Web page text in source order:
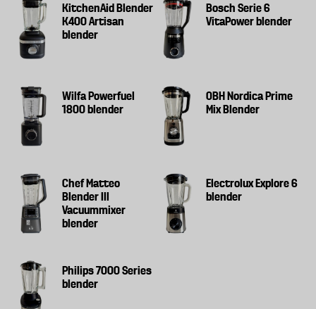
KitchenAid Blender
K400 Artisan
blender
Bosch Serie 6
VitaPower blender
Wilfa Powerfuel
1800 blender
OBH Nordica Prime
Mix Blender
Chef Matteo
Blender III
Vacuummixer
blender
Electrolux Explore 6
blender
Philips 7000 Series
blender